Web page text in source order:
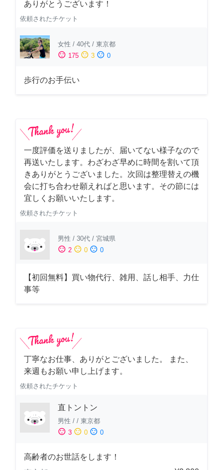
ありがとうございます！
依頼されたチケット
女性 / 40代 / 東京都
sentiment_satisfied 175 sentiment_neutral 3 sentiment_dissatisfied 0
歩行のお手伝い
一度評価を送りましたが、届いてない様子なので
再送いたします。わざわざ早めに時間を割いて頂
きありがとうございました。次回は整理替えの機
会に打ち合わせ願えればと思います。その節には
宜しくお願いいたします。
依頼されたチケット
男性 / 30代 / 宮城県
sentiment_satisfied 2 sentiment_neutral 0 sentiment_dissatisfied 0
【初回無料】買い物代行、雑用、話し相手、力仕
事等
丁寧なお仕事、ありがとございました。 また、
来週もお願い申し上げます。
依頼されたチケット
直トントン
男性 / / 東京都
sentiment_satisfied 3 sentiment_neutral 0 sentiment_dissatisfied 0
高齢者のお世話をします！